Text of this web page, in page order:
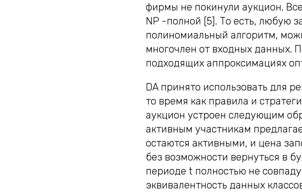
фирмы не покинули аукцион.
NP -полной [5]. То есть, любую
полиномиальный алгоритм,
многочлен от входных данных.
подходящих аппроксимациях
DA принято использовать для
то время как правила и
аукцион устроен следующим
активным участникам
остаются активными, и цена
без возможности вернуться в
периоде t полностью не
эквивалентность данных